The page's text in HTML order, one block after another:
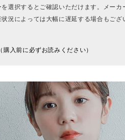
選択するとご確認いただけます。メーカ
況によっては大幅に遅延する場合もござ
入前に必ずお読みください）